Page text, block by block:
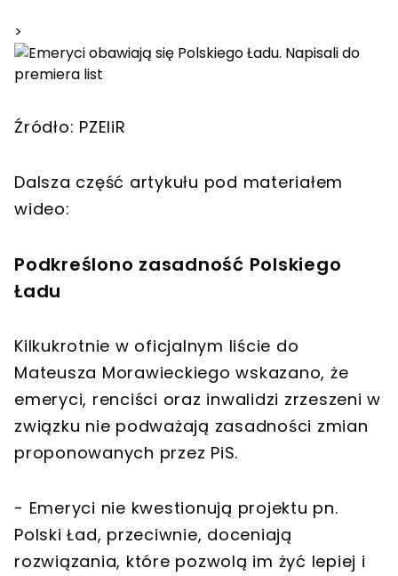
>
Źródło: PZEIiR
Dalsza część artykułu pod materiałem
wideo:
Podkreślono zasadność Polskiego
Ładu
Kilkukrotnie w oficjalnym liście do
Mateusza Morawieckiego wskazano, że
emeryci, renciści oraz inwalidzi zrzeszeni w
związku nie podważają zasadności zmian
proponowanych przez PiS.
- Emeryci nie kwestionują projektu pn.
Polski Ład, przeciwnie, doceniają
rozwiązania, które pozwolą im żyć lepiej i